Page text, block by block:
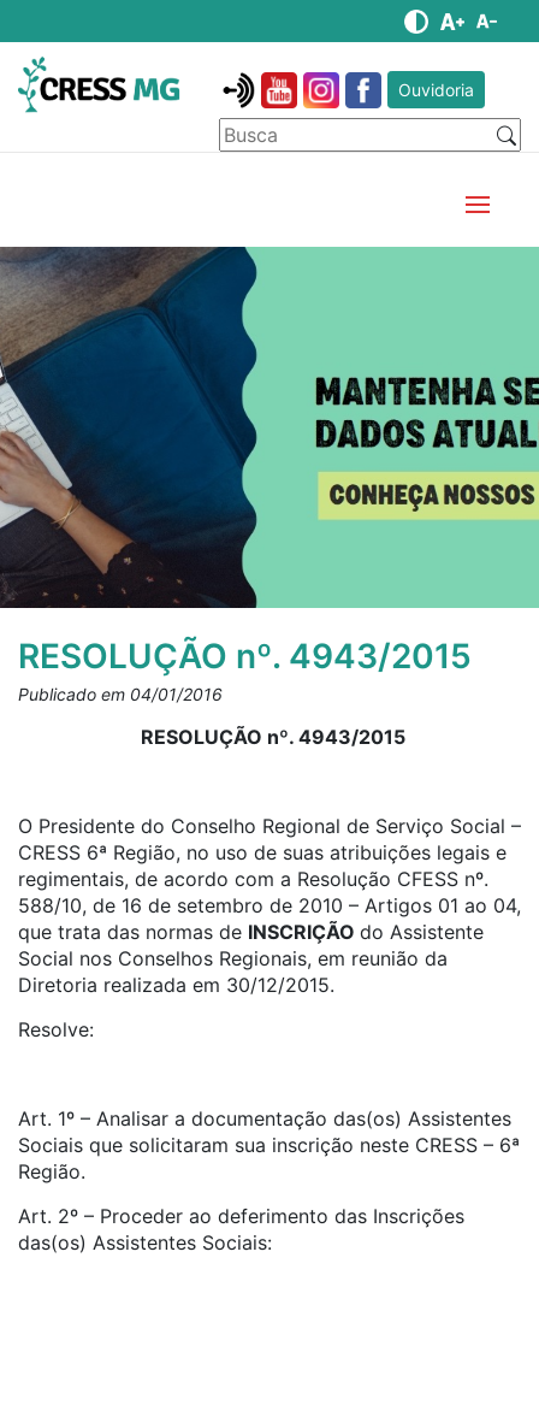
Ouvidoria
RESOLUÇÃO nº. 4943/2015
Publicado em 04/01/2016
RESOLUÇÃO nº. 4943/2015
O Presidente do Conselho Regional de Serviço Social –
CRESS 6ª Região, no uso de suas atribuições legais e
regimentais, de acordo com a Resolução CFESS nº.
588/10, de 16 de setembro de 2010 – Artigos 01 ao 04,
que trata das normas de INSCRIÇÃO do Assistente
Social nos Conselhos Regionais, em reunião da
Diretoria realizada em 30/12/2015.
Resolve:
Art. 1º – Analisar a documentação das(os) Assistentes
Sociais que solicitaram sua inscrição neste CRESS – 6ª
Região.
Art. 2º – Proceder ao deferimento das Inscrições
das(os) Assistentes Sociais: